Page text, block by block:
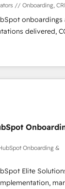
and seamless
your digital
your
objectives.
part of the most
both English &
// Onboarding,
onboardings
delivered,
for businesses
scale smarter.
and CMS
like
CRMs, turning
revenue
- Pre-built and
full tech stack.
and full-
campaigns,
Onboarding &
Elite